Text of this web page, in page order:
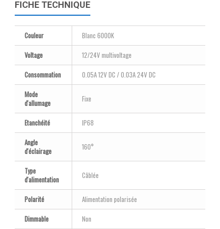
FICHE TECHNIQUE
Couleur
Blanc 6000K
Voltage
12/24V multivoltage
Consommation
0.05A 12V DC / 0.03A 24V DC
Mode
d'allumage
Fixe
Etanchéité
IP68
Angle
d'éclairage
160°
Type
d'alimentation
Câblée
Polarité
Alimentation polarisée
Dimmable
Non